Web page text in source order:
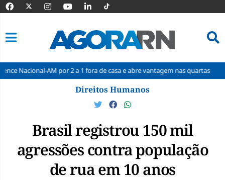
AM por 2 a 1 fora de casa e abre vantagem nas quartas Cine Seridó
Direitos Humanos
Brasil registrou 150 mil
agressões contra população
de rua em 10 anos